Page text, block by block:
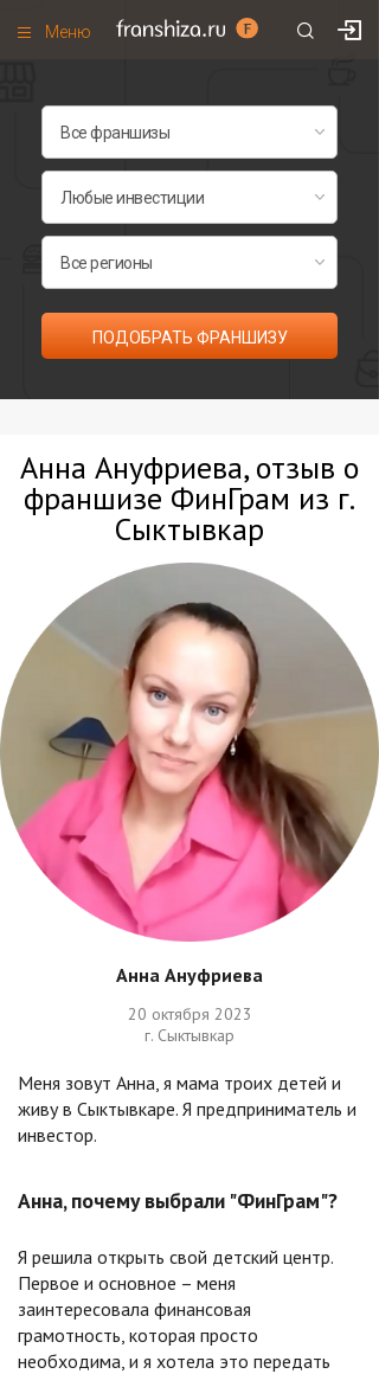
Меню
Франшизы по категориям
ПОДОБРАТЬ ФРАНШИЗУ
Анна Ануфриева, отзыв о
франшизе ФинГрам из г.
Сыктывкар
Анна Ануфриева
20 октября 2023
г. Сыктывкар
Меня зовут Анна, я мама троих детей и
живу в Сыктывкаре. Я предприниматель и
инвестор.
Анна, почему выбрали "ФинГрам"?
Я решила открыть свой детский центр.
Первое и основное – меня
заинтересовала финансовая
грамотность, которая просто
необходима, и я хотела это передать